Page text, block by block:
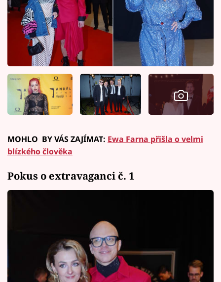
MOHLO BY VÁS ZAJÍMAT: Ewa Farna přišla o velmi
blízkého člověka
Pokus o extravaganci č. 1